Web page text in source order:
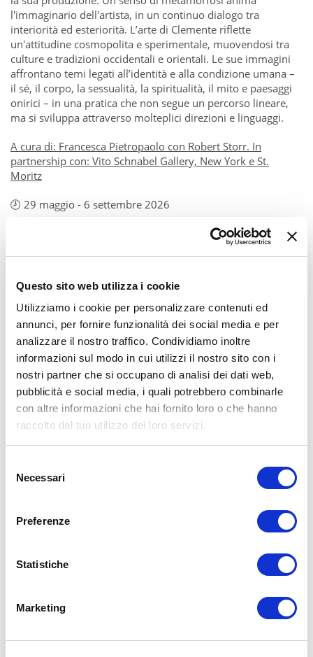
Questo sito web utilizza i cookie
Utilizziamo i cookie per personalizzare contenuti ed
annunci, per fornire funzionalità dei social media e per
analizzare il nostro traffico. Condividiamo inoltre
informazioni sul modo in cui utilizzi il nostro sito con i
nostri partner che si occupano di analisi dei dati web,
pubblicità e social media, i quali potrebbero combinarle
con altre informazioni che hai fornito loro o che hanno
raccolto dal tuo utilizzo dei loro servizi.
delNecessari
Preferenze
Statistiche
Marketing
l'immaginario dell'artista, in un continuo dialogo tra
interiorità ed esteriorità. L’arte di Clemente riflette
un'attitudine cosmopolita e sperimentale, muovendosi tra
culture e tradizioni occidentali e orientali. Le sue immagini
affrontano temi legati all’identità e alla condizione umana –
il sé, il corpo, la sessualità, la spiritualità, il mito e paesaggi
onirici – in una pratica che non segue un percorso lineare,
ma si sviluppa attraverso molteplici direzioni e linguaggi.
A cura di: Francesca Pietropaolo con Robert Storr. In
partnership con: Vito Schnabel Gallery, New York e St.
Moritz
🕗 29 maggio - 6 settembre 2026